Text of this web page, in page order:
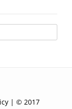
| © 2017